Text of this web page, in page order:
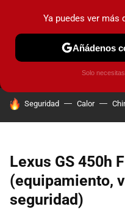
MENÚ
COCHES
HOY SE HABLA DE
Seguridad Calor
Lexus GS 450h
(equipamiento,
seguridad)
Ya puedes ver más
Añádenos
Solo